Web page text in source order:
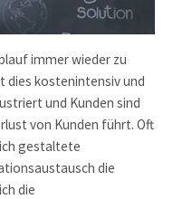
immer wieder zu
dies kostenintensiv und
und Kunden sind
von Kunden führt. Oft
gestaltete
die
die